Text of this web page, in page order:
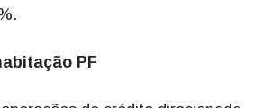
PF